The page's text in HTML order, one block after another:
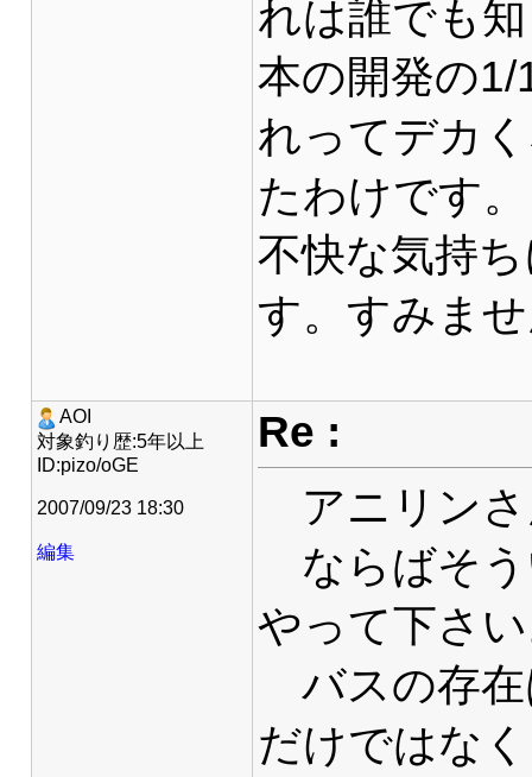
れは誰でも
本の開発の
れってデカ
たわけです。
不快な気持
す。すみま
AOI
対象釣り歴:5年以上
ID:pizo/oGE
2007/09/23 18:30
編集
Re :
アニリンさ
ならばそう
やって下さ
バスの存在
だけではな